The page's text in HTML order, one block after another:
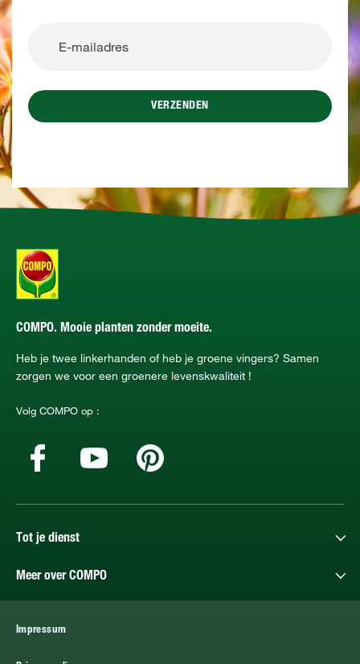
VERZENDEN
COMPO. Mooie planten zonder moeite.
Heb je twee linkerhanden of heb je groene vingers? Samen
zorgen we voor een groenere levenskwaliteit !
Volg COMPO op :
Tot je dienst
Meer over COMPO
Impressum